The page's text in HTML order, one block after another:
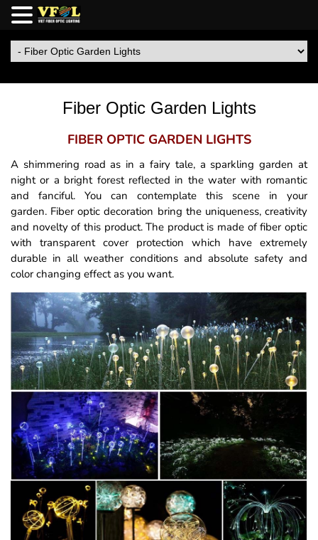
Fiber Optic Garden Lights
FIBER OPTIC GARDEN LIGHTS
A shimmering road as in a fairy tale, a sparkling garden at
night or a bright forest reflected in the water with romantic
and fanciful. You can contemplate this scene in your
garden. Fiber optic decoration bring the uniqueness, creativity
and novelty of this product. The product is made of fiber optic
with transparent cover protection which have extremely
durable in all weather conditions and absolute safety and
color changing effect as you want.